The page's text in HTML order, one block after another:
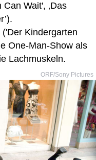
Wait', ‚Das
Kindergarten
One-Man-Show als
Lachmuskeln.
ORF/Sony Pictures